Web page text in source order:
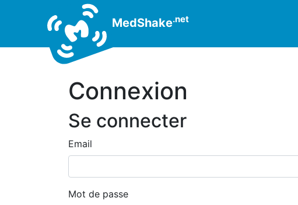
MedShake.net
Connexion
Se connecter
Email
Mot de passe